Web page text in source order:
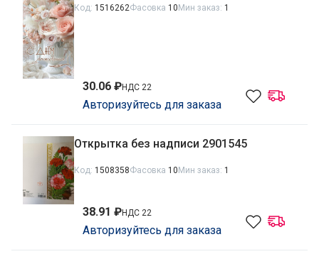
Код: 1516262Фасовка 10 Мин заказ: 1
30.06 ₽НДС 22
Авторизуйтесь для заказа
Открытка без надписи 2901545
Код: 1508358Фасовка 10 Мин заказ: 1
38.91 ₽НДС 22
Авторизуйтесь для заказа